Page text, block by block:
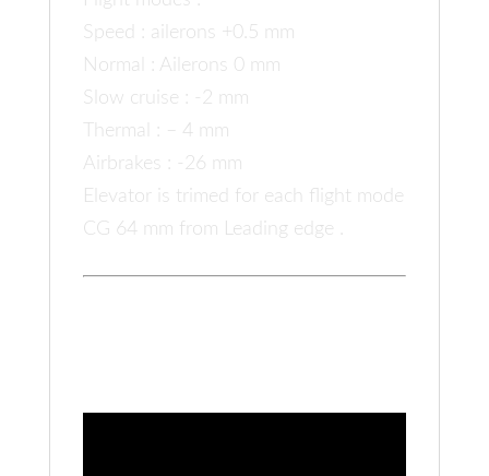
Speed : ailerons +0.5 mm
Normal : Ailerons 0 mm
Slow cruise : -2 mm
Thermal : – 4 mm
Airbrakes : -26 mm
Elevator is trimed for each flight mode
CG 64 mm from Leading edge .